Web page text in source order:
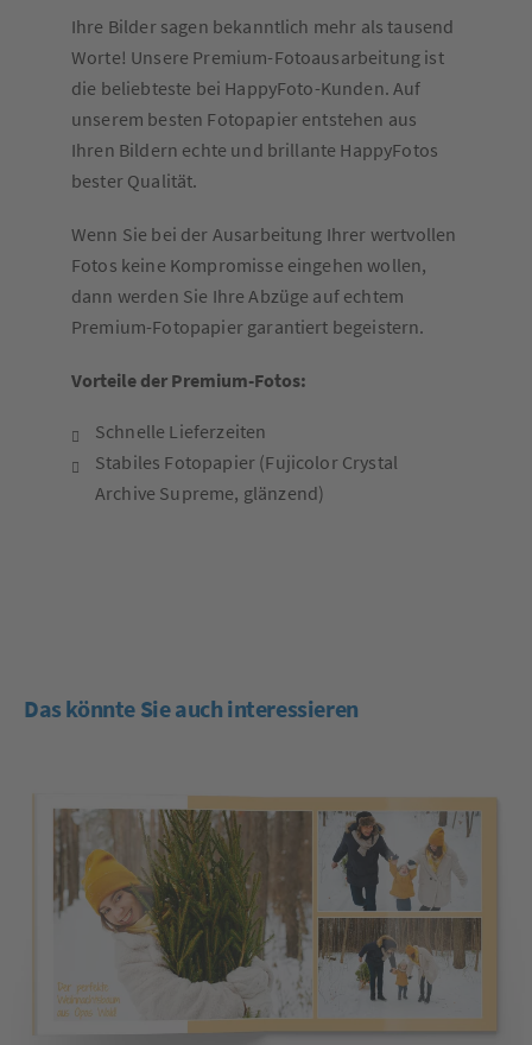
Ihre Bilder sagen bekanntlich mehr als tausend
Worte! Unsere Premium-Fotoausarbeitung ist
die beliebteste bei HappyFoto-Kunden. Auf
unserem besten Fotopapier entstehen aus
Ihren Bildern echte und brillante HappyFotos
bester Qualität.
Wenn Sie bei der Ausarbeitung Ihrer wertvollen
Fotos keine Kompromisse eingehen wollen,
dann werden Sie Ihre Abzüge auf echtem
Premium-Fotopapier garantiert begeistern.
Vorteile der Premium-Fotos:
Schnelle Lieferzeiten
Stabiles Fotopapier (Fujicolor Crystal
Archive Supreme, glänzend)
Das könnte Sie auch interessieren